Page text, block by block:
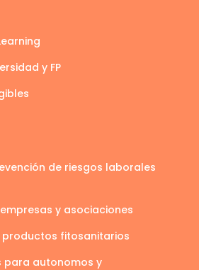
y FP
de riesgos laborales
y asociaciones
productos fitosanitarios
para autonomos y